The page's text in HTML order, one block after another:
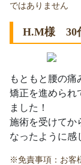
ではありません
H.M様 30
もともと腰の
矯正を進められ
ました！
施術を受けてか
なったように感
※免責事項：お客